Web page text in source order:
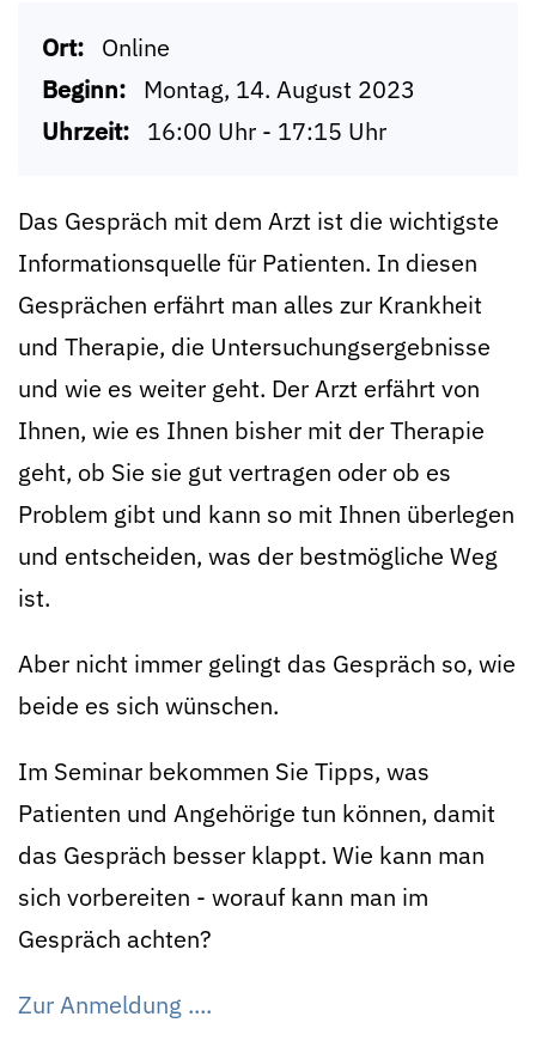
Ort: Online
Beginn: Montag, 14. August 2023
Uhrzeit: 16:00 Uhr - 17:15 Uhr
Das Gespräch mit dem Arzt ist die wichtigste
Informationsquelle für Patienten. In diesen
Gesprächen erfährt man alles zur Krankheit
und Therapie, die Untersuchungsergebnisse
und wie es weiter geht. Der Arzt erfährt von
Ihnen, wie es Ihnen bisher mit der Therapie
geht, ob Sie sie gut vertragen oder ob es
Problem gibt und kann so mit Ihnen überlegen
und entscheiden, was der bestmögliche Weg
ist.
Aber nicht immer gelingt das Gespräch so, wie
beide es sich wünschen.
Im Seminar bekommen Sie Tipps, was
Patienten und Angehörige tun können, damit
das Gespräch besser klappt. Wie kann man
sich vorbereiten - worauf kann man im
Gespräch achten?
Zur Anmeldung ....